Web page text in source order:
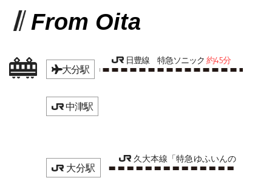
From Oita
大分駅
日豊線 特急ソニック 約45分
中津駅
大分駅
久大本線「特急ゆふいんの